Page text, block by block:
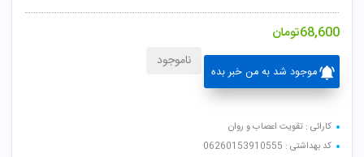
68,600تومان
موجود شد به من خبر بده
ناموجود
کارائی : تقویت اعصاب و روان
کد بهداشتی : 06260153910555